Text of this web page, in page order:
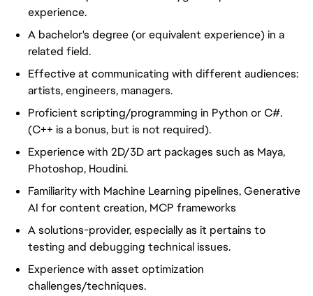
experience.
A bachelor's degree (or equivalent experience) in a
related field.
Effective at communicating with different audiences:
artists, engineers, managers.
Proficient scripting/programming in Python or C#.
(C++ is a bonus, but is not required).
Experience with 2D/3D art packages such as Maya,
Photoshop, Houdini.
Familiarity with Machine Learning pipelines, Generative
AI for content creation, MCP frameworks
A solutions-provider, especially as it pertains to
testing and debugging technical issues.
Experience with asset optimization
challenges/techniques.